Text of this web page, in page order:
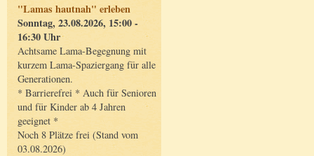
"Lamas hautnah" erleben
Sonntag, 23.08.2026, 15:00 -
16:30 Uhr
Achtsame Lama-Begegnung mit
kurzem Lama-Spaziergang für alle
Generationen.
* Barrierefrei * Auch für Senioren
und für Kinder ab 4 Jahren
geeignet *
Noch 8 Plätze frei (Stand vom
03.08.2026)